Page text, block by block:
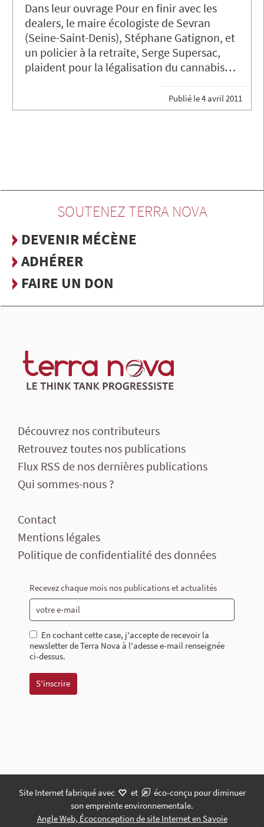
Dans leur ouvrage Pour en finir avec les
dealers, le maire écologiste de Sevran
(Seine-Saint-Denis), Stéphane Gatignon, et
un policier à la retraite, Serge Supersac,
plaident pour la légalisation du cannabis…
Publié le4 avril 2011
SOUTENEZ TERRA NOVA
DEVENIR MÉCÈNE
ADHÉRER
FAIRE UN DON
Découvrez nos contributeurs
Retrouvez toutes nos publications
Flux RSS de nos dernières publications
Qui sommes-nous ?
Contact
Mentions légales
Politique de confidentialité des données
Recevez chaque mois nos publications et actualités
En cochant cette case, j'accepte de recevoir la
newsletter de Terra Nova à l'adesse e-mail renseignée
ci-dessus.
Site Internet fabriqué avec et
éco-conçu pour diminuer
son empreinte environnementale.
Angle Web, Écoconception de site Internet en Savoie